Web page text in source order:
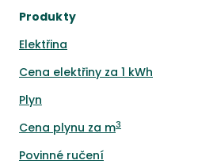
Produkty
Elektřina
Cena elektřiny za 1 kWh
Plyn
Cena plynu za m3
Povinné ručení